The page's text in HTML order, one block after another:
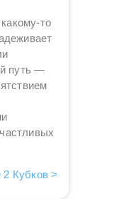
то
путь —
2 Кубков >